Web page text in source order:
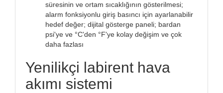
süresinin ve ortam sıcaklığının gösterilmesi;
alarm fonksiyonlu giriş basıncı için ayarlanabilir
hedef değer; dijital gösterge paneli; bardan
psi'ye ve °C'den °F'ye kolay değişim ve çok
daha fazlası
Yenilikçi labirent hava
akımı sistemi